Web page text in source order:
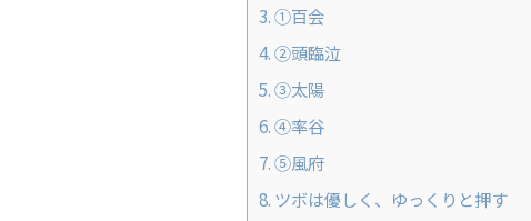
3.①百会
4.②頭臨泣
5.③太陽
6.④率谷
7.⑤風府
8. ツボは優しく、ゆっくりと押す